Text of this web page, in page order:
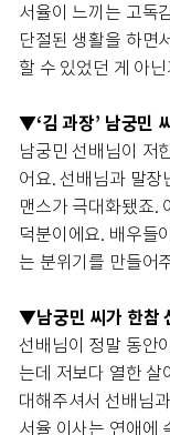
서율이 느끼는 고독
단절된 생활을 하면
할 수 있었던 게 아
▼‘김 과장’ 남궁민
남궁민 선배님이 저
어요. 선배님과 말장
맨스가 극대화됐죠.
덕분이에요. 배우들
는 분위기를 만들어
▼남궁민 씨가 한참
선배님이 정말 동안
는데 저보다 열한 살
대해주셔서 선배님
서율 이사는 연애에